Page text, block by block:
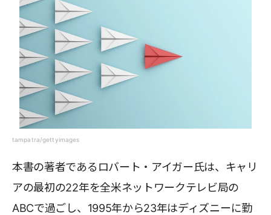
tampatra/gettyimages
本書の著者であるロバート・アイガー氏は、キャリ
アの最初の22年を全米ネットワークテレビ局の
ABCで過ごし、1995年から23年はディズニーに勤